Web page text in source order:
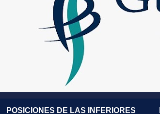
POSICIONES DE LAS INFERIORES